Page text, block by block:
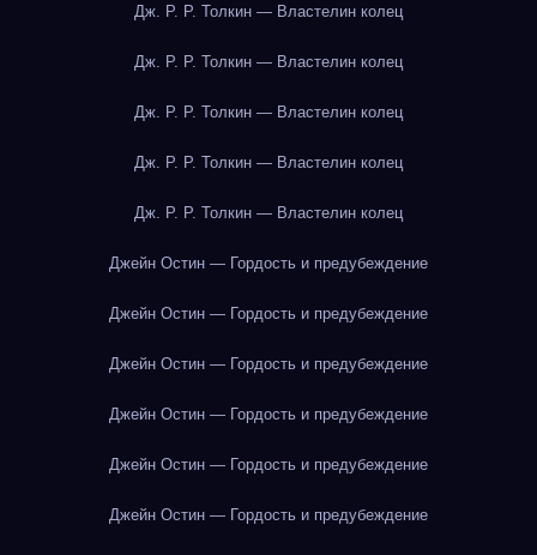
Дж. Р. Р. Толкин — Властелин колец
Дж. Р. Р. Толкин — Властелин колец
Дж. Р. Р. Толкин — Властелин колец
Дж. Р. Р. Толкин — Властелин колец
Дж. Р. Р. Толкин — Властелин колец
Джейн Остин — Гордость и предубеждение
Джейн Остин — Гордость и предубеждение
Джейн Остин — Гордость и предубеждение
Джейн Остин — Гордость и предубеждение
Джейн Остин — Гордость и предубеждение
Джейн Остин — Гордость и предубеждение